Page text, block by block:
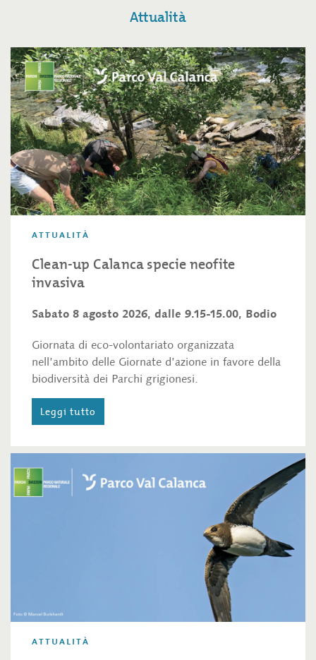
Attualità
ATTUALITÀ
Clean-up Calanca specie neofite
invasiva
Sabato 8 agosto 2026, dalle 9.15-15.00, Bodio
Giornata di eco-volontariato organizzata
nell’ambito delle Giornate d’azione in favore della
biodiversità dei Parchi grigionesi.
Leggi tutto
ATTUALITÀ